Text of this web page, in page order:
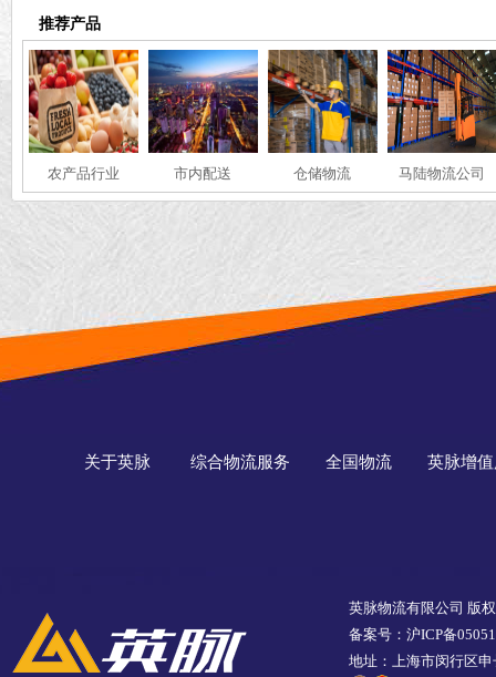
推荐产品
农产品行业 市内配送 仓储物流 马陆物流公司
关于英脉 综合物流服务 全国物流 英脉增
英脉物流有限公司 版
备案号：沪ICP备
地址：上海市闵行区